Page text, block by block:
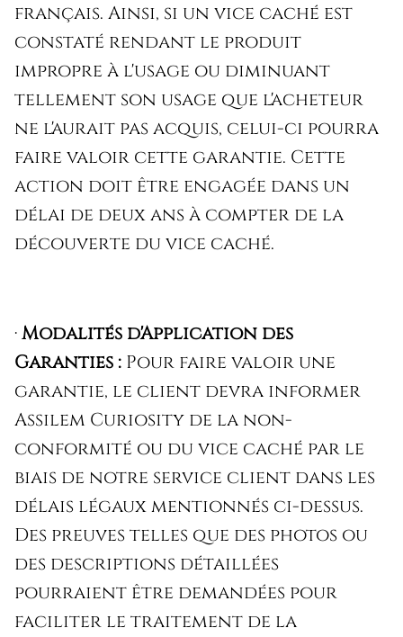
français. Ainsi, si un vice caché est
constaté rendant le produit
impropre à l'usage ou diminuant
tellement son usage que l'acheteur
ne l'aurait pas acquis, celui-ci pourra
faire valoir cette garantie. Cette
action doit être engagée dans un
délai de deux ans à compter de la
découverte du vice caché.
·Modalités d'Application des
Garanties : Pour faire valoir une
garantie, le client devra informer
Assilem Curiosity de la non-
conformité ou du vice caché par le
biais de notre service client dans les
délais légaux mentionnés ci-dessus.
Des preuves telles que des photos ou
des descriptions détaillées
pourraient être demandées pour
faciliter le traitement de la